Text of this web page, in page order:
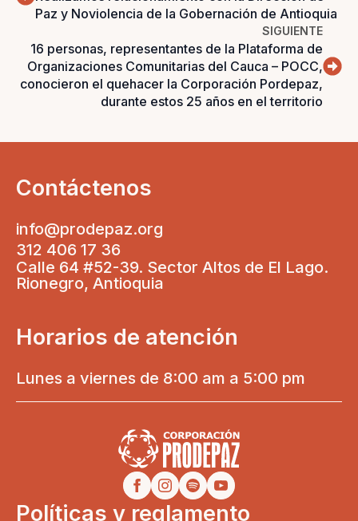
Paz y Noviolencia de la Gobernación de Antioquia
SIGUIENTE
16 personas, representantes de la Plataforma de
Organizaciones Comunitarias del Cauca – POCC,
conocieron el quehacer la Corporación Pordepaz,
durante estos 25 años en el territorio
Contáctenos
info@prodepaz.org
312 406 17 36
Calle 64 #52-39. Sector Altos de El Lago.
Rionegro, Antioquia
Horarios de atención
Lunes a viernes de 8:00 am a 5:00 pm
Políticas y reglamento